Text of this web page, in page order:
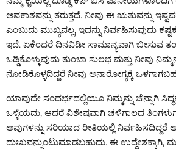
ಅವಕಾಶವನ್ನು ತರುತ್ತದೆ. ನೀವು ಈ ಋತುವನ್ನು
ಎಂಬುದು ಮುಖ್ಯವಲ್ಲ, ಇದನ್ನು ನಿರ್ವಹಿಸುವುದು
ಇದೆ. ಏಕೆಂದರೆ ದಿನವಿಡೀ ಸಾಮಾನ್ಯವಾಗಿ ಬೀಸುವ
ಒಡ್ಡಿಕೊಳ್ಳುವುದು ತುಂಬಾ ಸುಲಭ ಮತ್ತು ನೀವು
ನೋಡಿಕೊಳ್ಳದಿದ್ದರೆ ನೀವು ಅನಾರೋಗ್ಯಕ್ಕೆ
ಯಾವುದೇ ಸಂದರ್ಭದಲ್ಲಿಯೂ ನಿಮ್ಮನ್ನು ಚೆನ್ನಾಗಿ
ಒಳ್ಳೆಯದು, ಆದರೆ ವಿಶೇಷವಾಗಿ ಚಳಿಗಾಲದ
ಅವುಗಳನ್ನು ಸರಿಯಾದ ರೀತಿಯಲ್ಲಿ ನಿರ್ವಹಿಸದಿದ್ದರೆ
ದುಃಖವನ್ನುಂಟುಮಾಡಬಹುದು. ಈ ಉದ್ದೇಶಕ್ಕಾಗಿ,